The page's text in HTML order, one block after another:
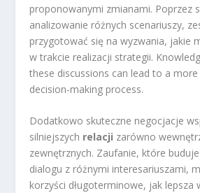
proponowanymi zmianami. Poprzez
analizowanie różnych scenariuszy,
przygotować się na wyzwania, jakie
w trakcie realizacji strategii.
these discussions can lead to a
decision-making process.
Dodatkowo skuteczne negocjacje
silniejszych relacji zarówno
zewnętrznych. Zaufanie, które
dialogu z różnymi interesariuszami,
korzyści długoterminowe, jak lepsza